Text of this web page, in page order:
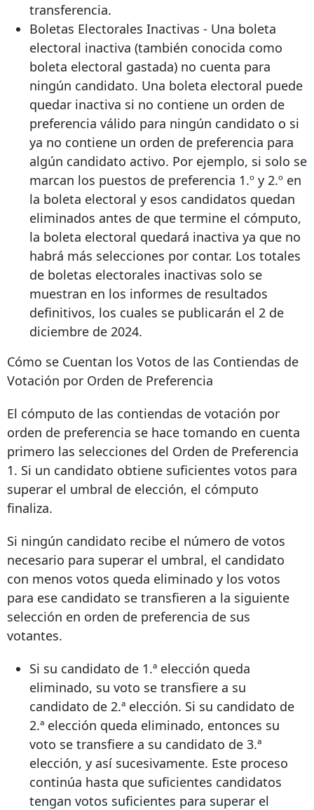
transferencia.
Boletas Electorales Inactivas - Una boleta
electoral inactiva (también conocida como
boleta electoral gastada) no cuenta para
ningún candidato. Una boleta electoral puede
quedar inactiva si no contiene un orden de
preferencia válido para ningún candidato o si
ya no contiene un orden de preferencia para
algún candidato activo. Por ejemplo, si solo se
marcan los puestos de preferencia 1.º y 2.º en
la boleta electoral y esos candidatos quedan
eliminados antes de que termine el cómputo,
la boleta electoral quedará inactiva ya que no
habrá más selecciones por contar. Los totales
de boletas electorales inactivas solo se
muestran en los informes de resultados
definitivos, los cuales se publicarán el 2 de
diciembre de 2024.
Cómo se Cuentan los Votos de las Contiendas de
Votación por Orden de Preferencia
El cómputo de las contiendas de votación por
orden de preferencia se hace tomando en cuenta
primero las selecciones del Orden de Preferencia
1. Si un candidato obtiene suficientes votos para
superar el umbral de elección, el cómputo
finaliza.
Si ningún candidato recibe el número de votos
necesario para superar el umbral, el candidato
con menos votos queda eliminado y los votos
para ese candidato se transfieren a la siguiente
selección en orden de preferencia de sus
votantes.
Si su candidato de 1.ª elección queda
eliminado, su voto se transfiere a su
candidato de 2.ª elección. Si su candidato de
2.ª elección queda eliminado, entonces su
voto se transfiere a su candidato de 3.ª
elección, y así sucesivamente. Este proceso
continúa hasta que suficientes candidatos
tengan votos suficientes para superar el